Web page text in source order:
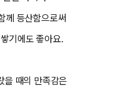
께 등산함으로써
기에도 좋아요.
을 때의 만족감은